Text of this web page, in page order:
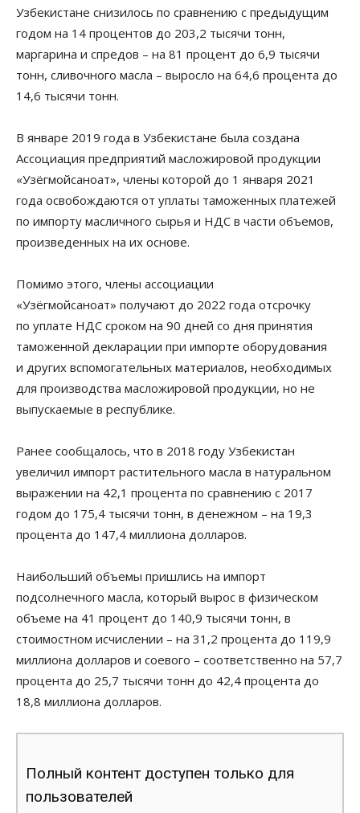
Узбекистане снизилось по сравнению с предыдущим
годом на 14 процентов до 203,2 тысячи тонн,
маргарина и спредов – на 81 процент до 6,9 тысячи
тонн, сливочного масла – выросло на 64,6 процента до
14,6 тысячи тонн.
В январе 2019 года в Узбекистане была создана
Ассоциация предприятий масложировой продукции
«Узёгмойсаноат», члены которой до 1 января 2021
года освобождаются от уплаты таможенных платежей
по импорту масличного сырья и НДС в части объемов,
произведенных на их основе.
Помимо этого, члены ассоциации
«Узёгмойсаноат» получают до 2022 года отсрочку
по уплате НДС сроком на 90 дней со дня принятия
таможенной декларации при импорте оборудования
и других вспомогательных материалов, необходимых
для производства масложировой продукции, но не
выпускаемые в республике.
Ранее сообщалось, что в 2018 году Узбекистан
увеличил импорт растительного масла в натуральном
выражении на 42,1 процента по сравнению с 2017
годом до 175,4 тысячи тонн, в денежном – на 19,3
процента до 147,4 миллиона долларов.
Наибольший объемы пришлись на импорт
подсолнечного масла, который вырос в физическом
объеме на 41 процент до 140,9 тысячи тонн, в
стоимостном исчислении – на 31,2 процента до 119,9
миллиона долларов и соевого – соответственно на 57,7
процента до 25,7 тысячи тонн до 42,4 процента до
18,8 миллиона долларов.
Полный контент доступен только для
пользователей